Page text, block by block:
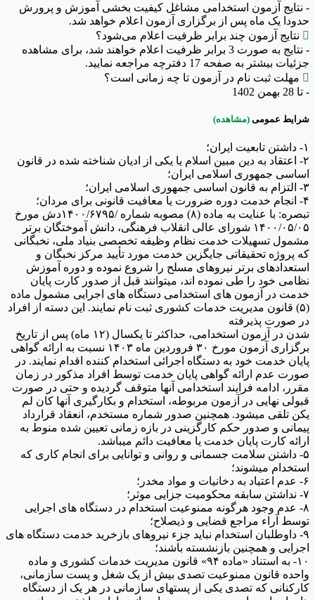
- نتایج آزمون استخدامی مشاغل کیفیت بخشی آموزش و پرورش
حدودا یک ماه پس از برگزاری آزمون اعلام خواهد شد.
 نتایج آزمون چند برابر ظرفیت اعلام می‌شود؟
- نتایج به صورت 3 برابر ظرفیت اعلام خواهند شد، برای مشاهده
جزئیات بیشتر به صفحه 17 دفترچه مراجعه نمایید.
 مهلت ثبت نام در آزمون تا چه زمانی است؟
- تا 28 بهمن 1402
شرایط عمومی (مشاهده)
۱- داشتن تابعیت ایران؛
۲- اعتقاد به دین مبین اسلام یا یکی از ادیان شناخته شده در قانون
اساسی جمهوری اسلامی ایران؛
۳- التزام به قانون اساسی جمهوری اسلامی ایران؛
۴- انجام خدمت دوره ضرورت یا معافیت قانونی برای مردان؛
تبصره: با عنایت به ماده (۸) مصوبه شماره /۱۴۰۰/۶۷۹۵دش مورخ
۱۴۰۰/۰۵/۰۵ شورای عالی انقلاب فرهنگی، دانش آموختگان برتر
مشمول تسهیلات خدمت نظام وظیفه تخصصی بنیاد ملی، نخبگانی
که پروژه تحقیقاتی جایگزین خدمت مورد تأیید مرکز نخبگان و
استعدادهای برتر نیروهای مسلح را شروع نموده و دوره آموزش
نظامی خود را طی نموده اند، میتوانند قبل از صدور کارت پایان
خدمت در آزمون های استخدامی دستگاه های اجرایی مشمول ماده
(۵) قانون مدیریت خدمات کشوری ثبت نام نمایند. این دسته از افراد
در صورت پذیرفته
شدن در آزمون استخدامی، حداکثر تا یکسال (۱۲ ماه) پس از تاریخ
برگزاری آزمون مورخ ۳۰ فروردین ماه ۱۴۰۳ نسبت به ارائه گواهی
پایان خدمت خود به دستگاه اجرائی استخدام کننده اقدام نمایند. در
صورت عدم ارائه گواهی پایان خدمت توسط افراد مذکور در زمان
مقرر، ادامه فرایند استخدامی آنها متوقف گردیده و حتی در صورت
قبولی نهایی در آزمون مربوطه، استخدام و بکارگیری آنها کان لم
یکن تلقی میشود. همچنین صدور شماره مستخدم، انعقاد قرارداد
پیمانی و صدور حکم کارگزینی در بازه زمانی تعیین شده منوط به
ارائه کارت پایان خدمت یا معافیت دائم میباشد.
۵- داشتن سلامت جسمانی و روانی و توانایی برای انجام کاری که
استخدام میشوند؛
۶- عدم اعتیاد به دخانیات و مواد مخدر؛
۷- نداشتن سابقه محکومیت جزایی موثر؛
۸- عدم وجود هرگونه ممنوعیت استخدام در دستگاه های اجرایی
توسط آراء مراجع قضایی و ذیصلاح؛
۹- داوطلبان استخدام نباید جزء نیروهای بازخرید خدمت دستگاه های
اجرایی و همچنین بازنشسته باشند؛
۱۰- به استناد «ماده ۹۴» قانون مدیریت خدمات کشوری و ماده
واحده قانون ممنوعیت تصدی بیش از یک شغل و پست سازمانی،
کارکنانی که تصدی یکی از پستهای سازمانی در هر یک از دستگاه